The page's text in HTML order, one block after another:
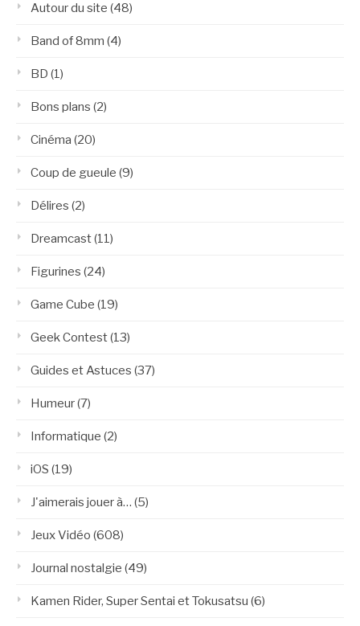
Autour du site (48)
Band of 8mm (4)
BD (1)
Bons plans (2)
Cinéma (20)
Coup de gueule (9)
Délires (2)
Dreamcast(11)
Figurines (24)
Game Cube (19)
Geek Contest(13)
Guides et Astuces (37)
Humeur(7)
Informatique (2)
iOS (19)
J'aimerais jouer à… (5)
Jeux Vidéo (608)
Journal nostalgie (49)
Kamen Rider, Super Sentai et Tokusatsu (6)